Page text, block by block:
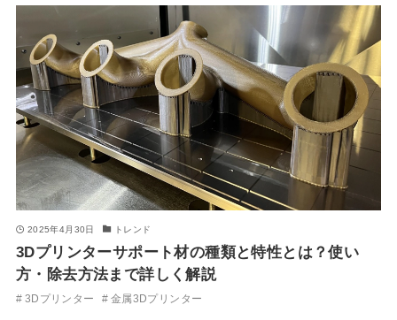
2025年4月30日 トレンド
3Dプリンターサポート材の種類と特性とは？使い
方・除去方法まで詳しく解説
3Dプリンター 金属3Dプリンター